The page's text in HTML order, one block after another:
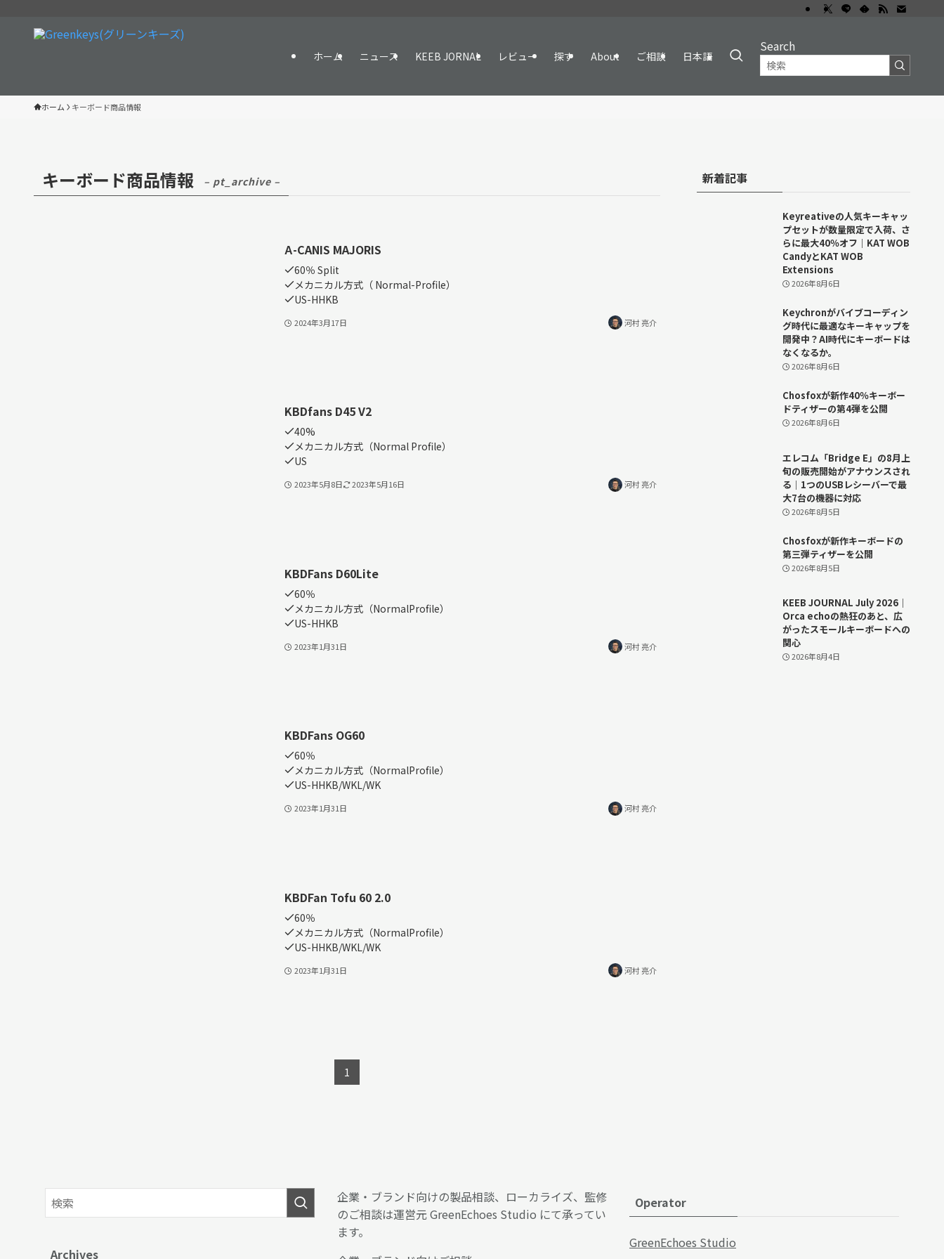
ホーム ニュース KEEB JORNAL レビュー 探す About ご相談 日本語
Search
ホーム キーボード商品情報
キーボード商品情報 – pt_archive –
Α-CANIS MAJORIS
60％ Split
メカニカル方式（ Normal-Profile）
US-HHKB
2024年3月17日 河村 亮介
KBDfans D45 V2
40%
メカニカル方式（Normal Profile）
US
2023年5月8日 2023年5月16日 河村 亮介
KBDFans D60Lite
60％
メカニカル方式（NormalProfile）
US-HHKB
2023年1月31日 河村 亮介
KBDFans OG60
60％
メカニカル方式（NormalProfile）
US-HHKB/WKL/WK
2023年1月31日 河村 亮介
KBDFan Tofu 60 2.0
60％
メカニカル方式（NormalProfile）
US-HHKB/WKL/WK
2023年1月31日 河村 亮介
1
新着記事
Keyreativeの人気キーキャッ
プセットが数量限定で入荷、さ
らに最大40％オフ｜KAT WOB
CandyとKAT WOB
Extensions
2026年8月6日
Keychronがバイブコーディン
グ時代に最適なキーキャップを
開発中？AI時代にキーボードは
なくなるか。
2026年8月6日
Chosfoxが新作40％キーボー
ドティザーの第4弾を公開
2026年8月6日
エレコム「Bridge E」の8月上
旬の販売開始がアナウンスされ
る｜1つのUSBレシーバーで最
大7台の機器に対応
2026年8月5日
Chosfoxが新作キーボードの
第三弾ティザーを公開
2026年8月5日
KEEB JOURNAL July 2026｜
Orca echoの熱狂のあと、広
がったスモールキーボードへの
関心
2026年8月4日
Archives
企業・ブランド向けの製品相談、ローカライズ、監修
のご相談は運営元 GreenEchoes Studio にて承ってい
ます。
Operator
GreenEchoes Studio